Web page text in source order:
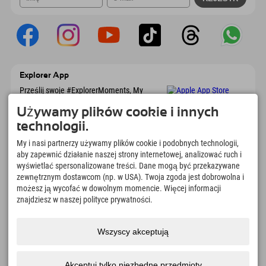
Explorer App
Prześlij swoje #ExplorerMoments, My
marzeń, przeglądem restauracji i wieloma
innymi. Pobierz teraz!
Czas na chwile odkrywcy
166
Jeziora górskie i baseny
rekreacyjne
4.634km
Stoki do jazdy na nartach i
snowboardzie
8.991km
Używamy plików cookie i innych
technologii.
My i nasi partnerzy używamy plików cookie i podobnych technologii,
aby zapewnić działanie naszej strony internetowej, analizować ruch i
wyświetlać spersonalizowane treści. Dane mogą być przekazywane
zewnętrznym dostawcom (np. w USA). Twoja zgoda jest dobrowolna i
możesz ją wycofać w dowolnym momencie. Więcej informacji
znajdziesz w naszej polityce prywatności.
Wszyscy akceptują